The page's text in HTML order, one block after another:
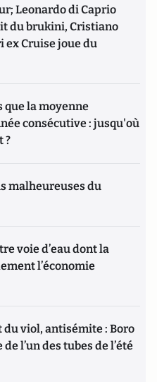
Leonardo di Caprio
du brukini, Cristiano
ex Cruise joue du
que la moyenne
consécutive : jusqu'où
?
malheureuses du
voie d’eau dont la
l’économie
viol, antisémite : Boro
l’un des tubes de l’été